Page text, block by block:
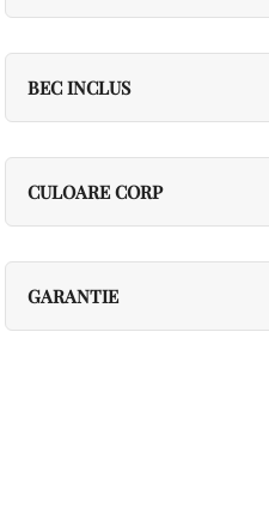
BEC INCLUS
CULOARE CORP
GARANTIE